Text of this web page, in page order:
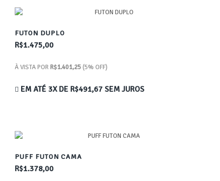
FUTON DUPLO
R$1.475,00
À VISTA PORR$1.401,25(5% OFF)
EM ATÉ 3X DE R$491,67 SEM JUROS
PUFF FUTON CAMA
R$1.378,00